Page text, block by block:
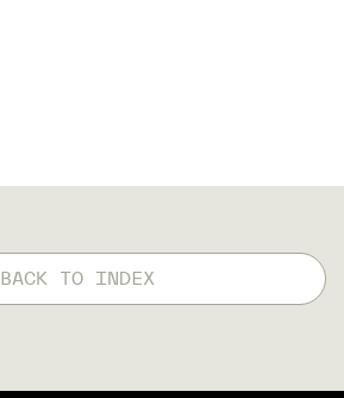
BACK TO INDEX